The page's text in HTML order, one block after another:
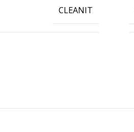
Γνωρίστε την icup
CLEANIT